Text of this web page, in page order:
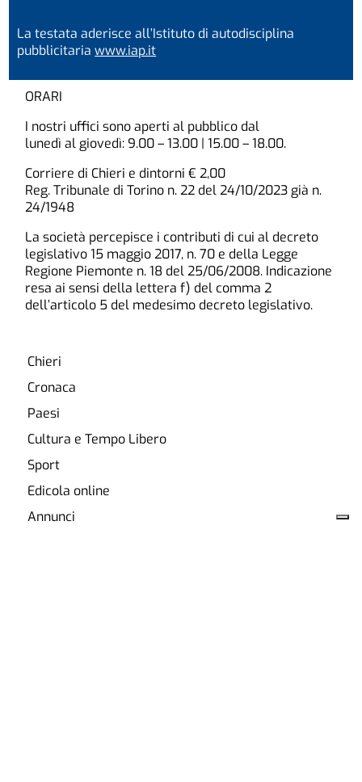
La testata aderisce all’Istituto di autodisciplina
pubblicitariawww.iap.it
ORARI
I nostri uffici sono aperti al pubblico dal
lunedì al giovedì: 9.00 – 13.00 | 15.00 – 18.00.
Corriere di Chieri e dintorni € 2,00
Reg. Tribunale di Torino n. 22 del 24/10/2023 già n.
24/1948
La società percepisce i contributi di cui al decreto
legislativo 15 maggio 2017, n. 70 e della Legge
Regione Piemonte n. 18 del 25/06/2008. Indicazione
resa ai sensi della lettera f) del comma 2
dell’articolo 5 del medesimo decreto legislativo.
Chieri
Cronaca
Paesi
Cultura e Tempo Libero
Sport
Edicola online
Annunci